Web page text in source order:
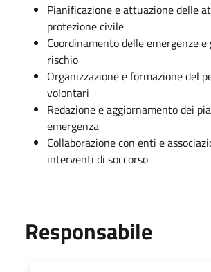
Pianificazione e attuazione delle
protezione civile
Coordinamento delle emergenze e
rischio
Organizzazione e formazione del
volontari
Redazione e aggiornamento dei
emergenza
Collaborazione con enti e
interventi di soccorso
Responsabile